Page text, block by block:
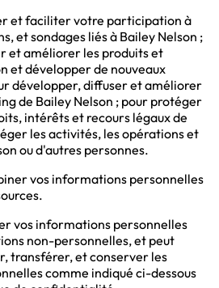
et faciliter votre participation à
et sondages liés à Bailey Nelson ;
et améliorer les produits et
et développer de nouveaux
développer, diffuser et améliorer
de Bailey Nelson ; pour protéger
intérêts et recours légaux de
les activités, les opérations et
ou d'autres personnes.
vos informations personnelles
vos informations personnelles
non-personnelles, et peut
transférer, et conserver les
comme indiqué ci-dessous